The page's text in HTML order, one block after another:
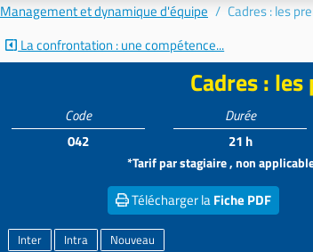
Management et dynamique d'équipe
Cadres : les
La confrontation : une compétence...
Cadres :
Code
042
Durée
21 h
*Tarif par stagiaire , non
Télécharger laFiche PDF
Inter Intra Nouveau